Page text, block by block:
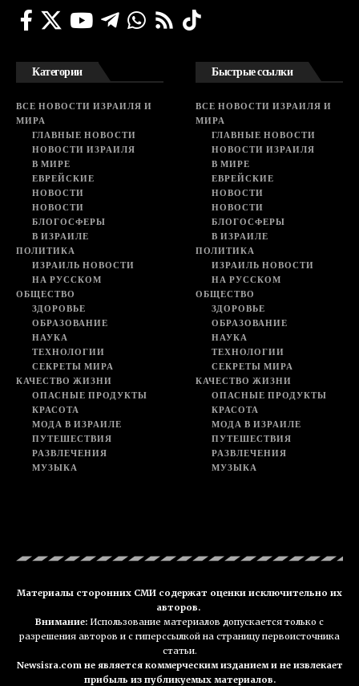
Категории
ВСЕ НОВОСТИ ИЗРАИЛЯ И
МИРА
ГЛАВНЫЕ НОВОСТИ
НОВОСТИ ИЗРАИЛЯ
В МИРЕ
ЕВРЕЙСКИЕ
НОВОСТИ
НОВОСТИ
БЛОГОСФЕРЫ
В ИЗРАИЛЕ
ПОЛИТИКА
ИЗРАИЛЬ НОВОСТИ
НА РУССКОМ
ОБЩЕСТВО
ЗДОРОВЬЕ
ОБРАЗОВАНИЕ
НАУКА
ТЕХНОЛОГИИ
СЕКРЕТЫ МИРА
КАЧЕСТВО ЖИЗНИ
ОПАСНЫЕ ПРОДУКТЫ
КРАСОТА
МОДА В ИЗРАИЛЕ
ПУТЕШЕСТВИЯ
РАЗВЛЕЧЕНИЯ
МУЗЫКА
Быстрые ссылки
ВСЕ НОВОСТИ ИЗРАИЛЯ И
МИРА
ГЛАВНЫЕ НОВОСТИ
НОВОСТИ ИЗРАИЛЯ
В МИРЕ
ЕВРЕЙСКИЕ
НОВОСТИ
НОВОСТИ
БЛОГОСФЕРЫ
В ИЗРАИЛЕ
ПОЛИТИКА
ИЗРАИЛЬ НОВОСТИ
НА РУССКОМ
ОБЩЕСТВО
ЗДОРОВЬЕ
ОБРАЗОВАНИЕ
НАУКА
ТЕХНОЛОГИИ
СЕКРЕТЫ МИРА
КАЧЕСТВО ЖИЗНИ
ОПАСНЫЕ ПРОДУКТЫ
КРАСОТА
МОДА В ИЗРАИЛЕ
ПУТЕШЕСТВИЯ
РАЗВЛЕЧЕНИЯ
МУЗЫКА
Материалы сторонних СМИ содержат оценки исключительно их
авторов.
Внимание: Использование материалов допускается только с
разрешения авторов и с гиперссылкой на страницу первоисточника
статьи.
Newsisra.com не является коммерческим изданием и не извлекает
прибыль из публикуемых материалов.